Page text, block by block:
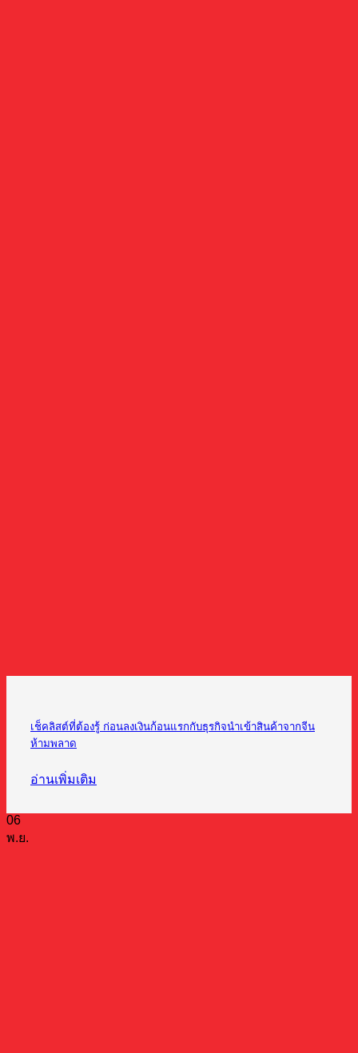
เช็คลิสต์ที่ต้องรู้ ก่อนลงเงินก้อนแรกกับธุรกิจนำเข้าสินค้าจากจีน
ห้ามพลาด
อ่านเพิ่มเติม
06
พ.ย.